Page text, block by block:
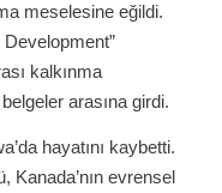
meselesine eğildi.
Development”
kalkınma
arasına girdi.
hayatını kaybetti.
Kanada’nın evrensel